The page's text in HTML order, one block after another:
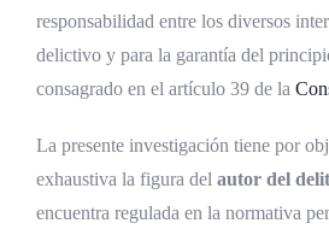
complementarias
Comisión por omisión y
de la autoría
Formas de autoría en el
responsabilidad entre los diversos
delictivo y para la garantía del
consagrado en el artículo 39 de la
La presente investigación tiene por
exhaustiva la figura del autor del
encuentra regulada en la normativa